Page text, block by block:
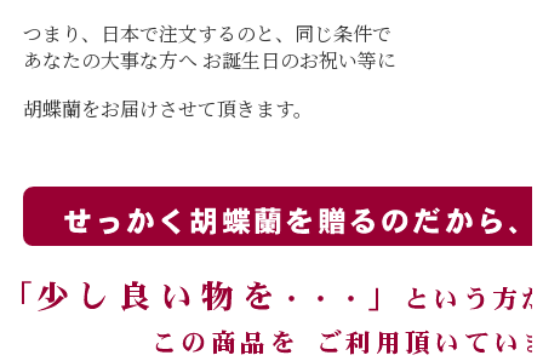
つまり、日本で注文するのと、同じ条件で
あなたの大事な方へ お誕生日のお祝い等に
胡蝶蘭をお届けさせて頂きます。